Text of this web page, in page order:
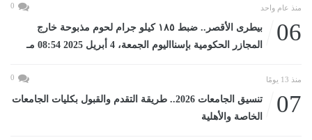
منذ عام واحد 0
06
بيطرى الأقصر.. ضبط ١٨٥ كيلو جرام لحوم مذبوحة خارج
المجازر الحكومية بإسنااليوم الجمعة، 4 أبريل 2025 08:54 مـ
منذ 13 يومًا 0
07
تنسيق الجامعات 2026.. طريقة التقدم والقبول بكليات الجامعات
الخاصة والأهلية